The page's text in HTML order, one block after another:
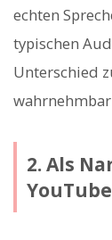
echten
typischen
Unterschied
2. Als